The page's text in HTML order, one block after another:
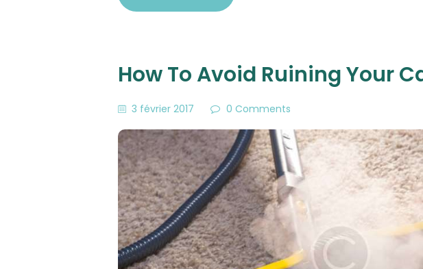
How To Avoid Ruining Your
3 février 2017 0 Comments